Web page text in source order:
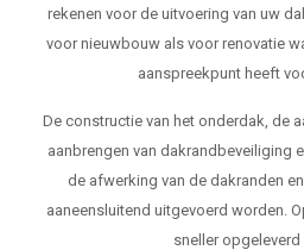
rekenen voor de uitvoering van uw
voor nieuwbouw als voor renovatie
aanspreekpunt heeft
De constructie van het onderdak, de
aanbrengen van dakrandbeveiliging
de afwerking van de dakranden
aaneensluitend uitgevoerd worden.
sneller